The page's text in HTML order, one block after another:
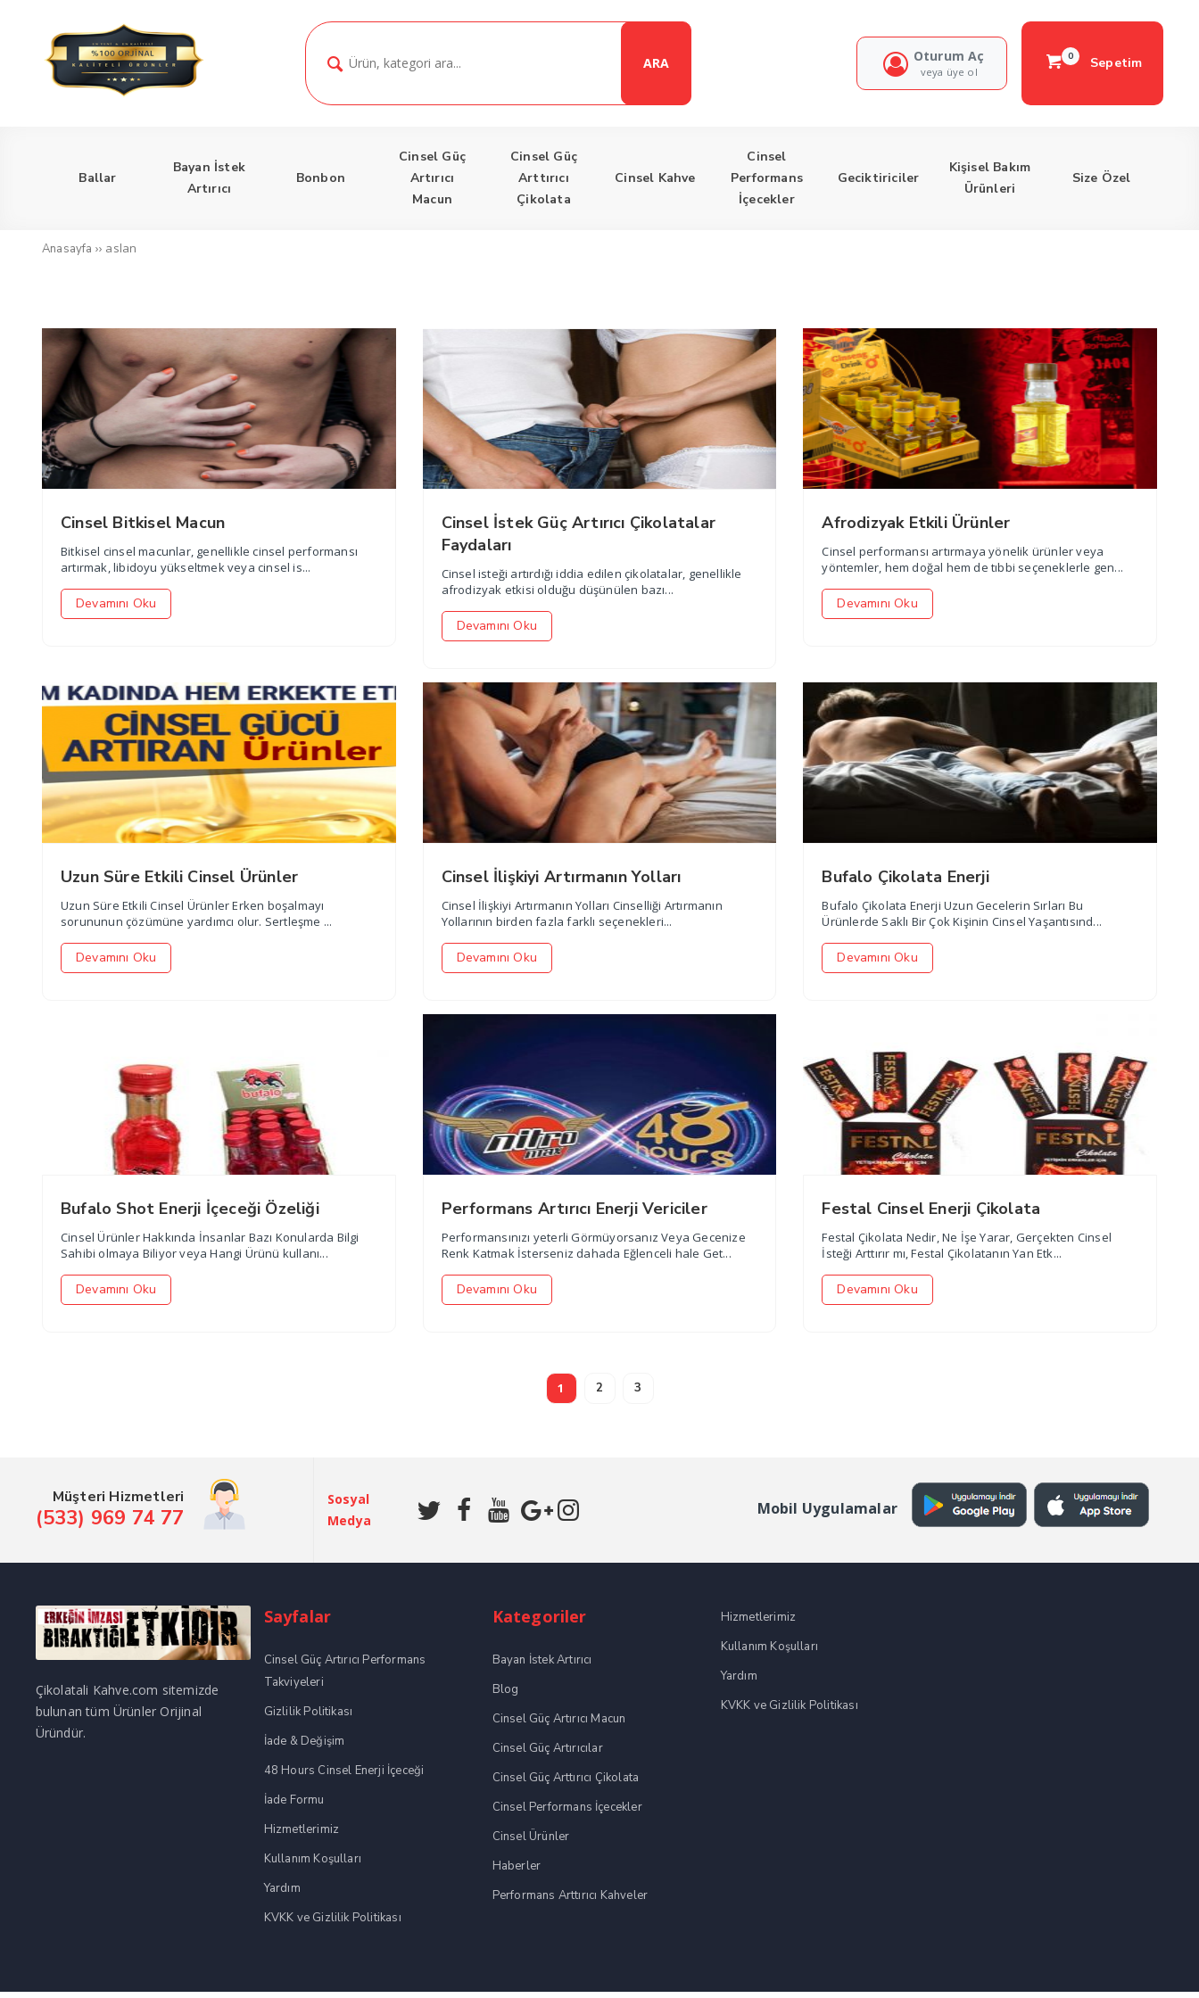
ARA Oturum Aç
veya üye ol
0 Sepetim
Ballar
Bayan İstek
Artırıcı
Bonbon
Cinsel Güç
Artırıcı
Macun
Cinsel Güç
Arttırıcı
Çikolata
Cinsel Kahve
Cinsel
Performans
İçecekler
Geciktiriciler
Kişisel Bakım
Ürünleri
Size Özel
Anasayfa ›› aslan
Cinsel Bitkisel Macun
Bitkisel cinsel macunlar, genellikle cinsel performansı
artırmak, libidoyu yükseltmek veya cinsel is...
Devamını Oku
Cinsel İstek Güç Artırıcı Çikolatalar
Faydaları
Cinsel isteği artırdığı iddia edilen çikolatalar, genellikle
afrodizyak etkisi olduğu düşünülen bazı...
Devamını Oku
Afrodizyak Etkili Ürünler
Cinsel performansı artırmaya yönelik ürünler veya
yöntemler, hem doğal hem de tıbbi seçeneklerle gen...
Devamını Oku
Uzun Süre Etkili Cinsel Ürünler
Uzun Süre Etkili Cinsel Ürünler Erken boşalmayı
sorununun çözümüne yardımcı olur. Sertleşme ...
Devamını Oku
Cinsel İlişkiyi Artırmanın Yolları
Cinsel İlişkiyi Artırmanın Yolları Cinselliği Artırmanın
Yollarının birden fazla farklı seçenekleri...
Devamını Oku
Bufalo Çikolata Enerji
Bufalo Çikolata Enerji Uzun Gecelerin Sırları Bu
Ürünlerde Saklı Bir Çok Kişinin Cinsel Yaşantısınd...
Devamını Oku
Bufalo Shot Enerji İçeceği Özeliği
Cinsel Ürünler Hakkında İnsanlar Bazı Konularda Bilgi
Sahibi olmaya Biliyor veya Hangi Ürünü kullanı...
Devamını Oku
Performans Artırıcı Enerji Vericiler
Performansınızı yeterli Görmüyorsanız Veya Gecenize
Renk Katmak İsterseniz dahada Eğlenceli hale Get...
Devamını Oku
Festal Cinsel Enerji Çikolata
Festal Çikolata Nedir, Ne İşe Yarar, Gerçekten Cinsel
İsteği Arttırır mı, Festal Çikolatanın Yan Etk...
Devamını Oku
1 2 3
Müşteri Hizmetleri
(533) 969 74 77
Sosyal
Medya
Mobil Uygulamalar
Çikolatali Kahve.com sitemizde
bulunan tüm Ürünler Orijinal
Üründür.
Sayfalar
Cinsel Güç Artırıcı Performans
Takviyeleri
Gizlilik Politikası
İade & Değişim
48 Hours Cinsel Enerji İçeceği
İade Formu
Hizmetlerimiz
Kullanım Koşulları
Yardım
KVKK ve Gizlilik Politikası
Kategoriler
Bayan İstek Artırıcı
Blog
Cinsel Güç Artırıcı Macun
Cinsel Güç Artırıcılar
Cinsel Güç Arttırıcı Çikolata
Cinsel Performans İçecekler
Cinsel Ürünler
Haberler
Performans Arttırıcı Kahveler
Hizmetlerimiz
Kullanım Koşulları
Yardım
KVKK ve Gizlilik Politikası